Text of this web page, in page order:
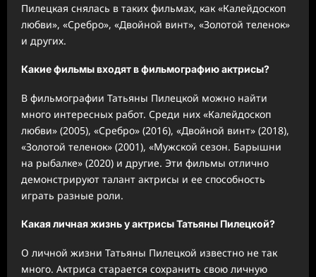
Пилецкая снялась в таких фильмах, как «Калейдоскоп
любви», «Сребро», «Двойной винт», «Золотой теленок»
и других.
Какие фильмы входят в фильмографию актрисы?
В фильмографии Татьяны Пилецкой можно найти
много интересных работ. Среди них «Калейдоскоп
любви» (2005), «Сребро» (2016), «Двойной винт» (2018),
«Золотой теленок» (2001), «Мужской сезон. Барышни
на рыбалке» (2020) и другие. Эти фильмы отлично
демонстрируют талант актрисы и ее способность
играть разные роли.
Какая личная жизнь у актрисы Татьяны Пилецкой?
О личной жизни Татьяны Пилецкой известно не так
много. Актриса старается сохранить свою личную